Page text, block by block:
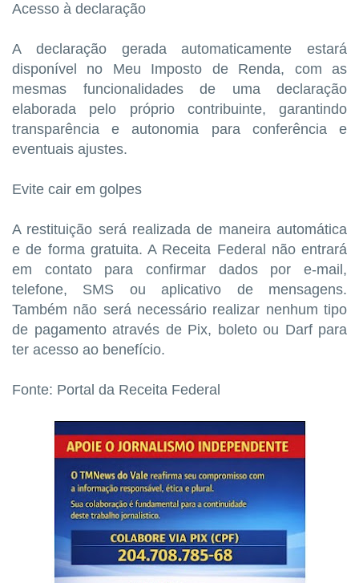
Acesso à declaração
A declaração gerada automaticamente estará
disponível no Meu Imposto de Renda, com as
mesmas funcionalidades de uma declaração
elaborada pelo próprio contribuinte, garantindo
transparência e autonomia para conferência e
eventuais ajustes.
Evite cair em golpes
A restituição será realizada de maneira automática
e de forma gratuita. A Receita Federal não entrará
em contato para confirmar dados por e-mail,
telefone, SMS ou aplicativo de mensagens.
Também não será necessário realizar nenhum tipo
de pagamento através de Pix, boleto ou Darf para
ter acesso ao benefício.
Fonte: Portal da Receita Federal